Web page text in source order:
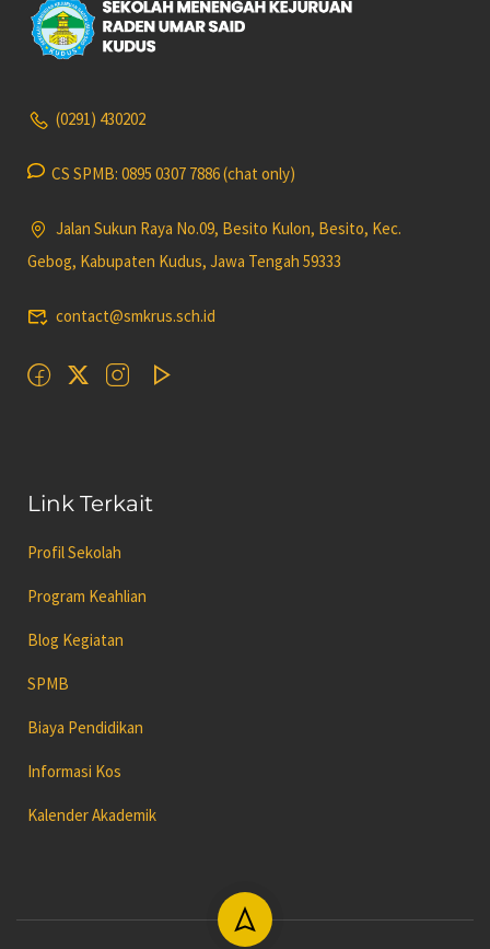
(0291) 430202
CS SPMB: 0895 0307 7886 (chat only)
Jalan Sukun Raya No.09, Besito Kulon, Besito, Kec.
Gebog, Kabupaten Kudus, Jawa Tengah 59333
contact@smkrus.sch.id
Link Terkait
Profil Sekolah
Program Keahlian
Blog Kegiatan
SPMB
Biaya Pendidikan
Informasi Kos
Kalender Akademik